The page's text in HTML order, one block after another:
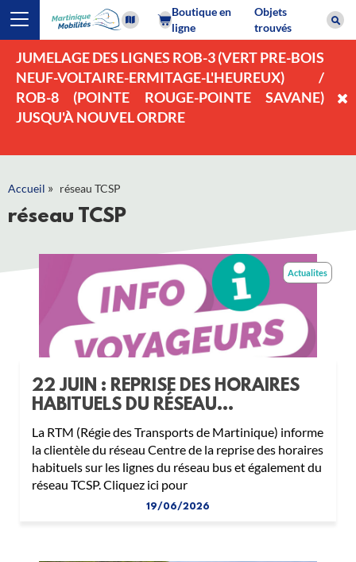
Boutique en
ligne
Objets
trouvés
JUMELAGE DES LIGNES ROB-3 (VERT PRE-BOIS
NEUF-VOLTAIRE-ERMITAGE-L'HEUREUX) /
ROB-8 (POINTE ROUGE-POINTE SAVANE)
JUSQU'À NOUVEL ORDRE
Accueil » réseau TCSP
réseau TCSP
Actualites
22 JUIN : REPRISE DES HORAIRES
HABITUELS DU RÉSEAU...
La RTM (Régie des Transports de Martinique) informe
la clientèle du réseau Centre de la reprise des horaires
habituels sur les lignes du réseau bus et également du
réseau TCSP. Cliquez ici pour
19/06/2026